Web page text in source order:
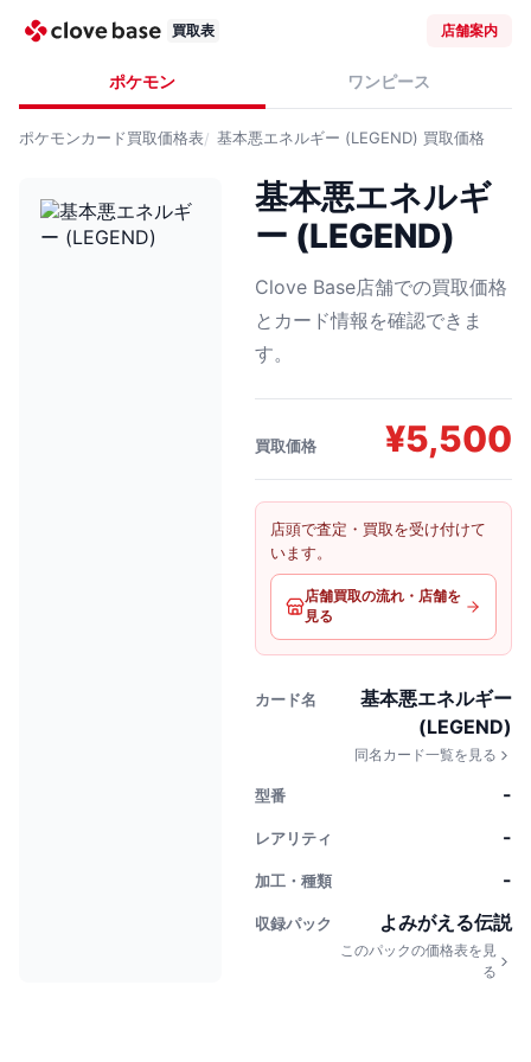
買取表 店舗案内
ポケモン ワンピース
ポケモンカード買取価格表 基本悪エネルギー (LEGEND) 買取価格
基本悪エネルギ
ー (LEGEND)
Clove Base店舗での買取価格
とカード情報を確認できま
す。
買取価格 ¥5,500
店頭で査定・買取を受け付けて
います。
店舗買取の流れ・店舗を
見る
カード名
基本悪エネルギー
(LEGEND)
同名カード一覧を見る
型番 -
レアリティ -
加工・種類 -
収録パック よみがえる伝説
このパックの価格表を見
る